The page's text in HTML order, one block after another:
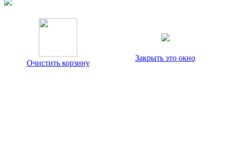
Очистить корзину
Закрыть это окно